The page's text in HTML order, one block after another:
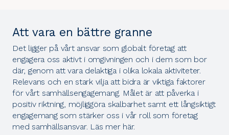
Att vara en bättre granne
Det ligger på vårt ansvar som globalt företag att
engagera oss aktivt i omgivningen och i dem som bor
där, genom att vara delaktiga i olika lokala aktiviteter.
Relevans och en stark vilja att bidra är viktiga faktorer
för vårt samhällsengagemang. Målet är att påverka i
positiv riktning, möjliggöra skalbarhet samt ett långsiktigt
engagemang som stärker oss i vår roll som företag
med samhällsansvar. Läs mer här.